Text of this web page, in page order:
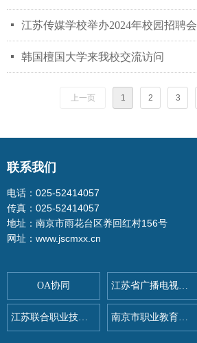
넷 江苏传媒学校举办2024年校园招聘会
넷 韩国檀国大学来我校交流访问
上一页 1 2 3
联系我们
电话：025-52414057
传真：025-52414057
地址：南京市雨花台区养回红村156号
网址：www.jscmxx.cn
OA协同 江苏省广播电视总台
江苏联合职业技术学院 南京市职业教育与社会教育